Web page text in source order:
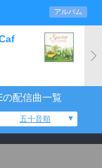
アルバム
の配信曲一覧
五十音順